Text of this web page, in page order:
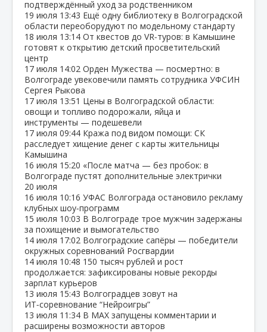
подтверждённый уход за родственником
19 июля 13:43 Ещё одну библиотеку в Волгоградской
области переоборудуют по модельному стандарту
18 июля 13:14 От квестов до VR‑туров: в Камышине
готовят к открытию детский просветительский
центр
17 июля 14:02 Орден Мужества — посмертно: в
Волгограде увековечили память сотрудника УФСИН
Сергея Рыкова
17 июля 13:51 Цены в Волгоградской области:
овощи и топливо подорожали, яйца и
инструменты — подешевели
17 июля 09:44 Кража под видом помощи: СК
расследует хищение денег с карты жительницы
Камышина
16 июля 15:20 «После матча — без пробок: в
Волгограде пустят дополнительные электрички
20 июля
16 июля 10:16 УФАС Волгограда остановило рекламу
клубных шоу‑программ
15 июля 10:03 В Волгограде трое мужчин задержаны
за похищение и вымогательство
14 июля 17:02 Волгоградские сапёры — победители
окружных соревнований Росгвардии
14 июля 10:48 150 тысяч рублей и рост
продолжается: зафиксированы новые рекорды
зарплат курьеров
13 июля 15:43 Волгоградцев зовут на
ИТ‑соревнование “Нейроигры”
13 июля 11:34 В МАХ запущены комментарии и
расширены возможности авторов